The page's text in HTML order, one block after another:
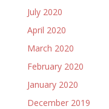
July 2020
April 2020
March 2020
February 2020
January 2020
December 2019